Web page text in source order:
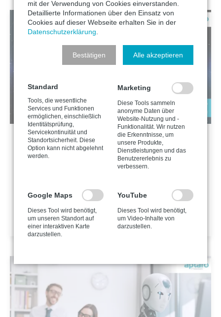
IT-SICHERHEIT, KÜNSTLICHE INTELLIGENZ
Shadow-AI – Die Datenschutzverletzung, die kein
Unternehmen auf dem Schirm hat
nach außen tragen. Unternehmen riskieren dadurch
Datenlecks, rechtliche Konsequenzen und den Verlust
wichtiger Geschäftsgeheimnisse, wenn sie keine klare
KIGovernance etablieren.
01.12.2025
mit der Verwendung von Cookies einverstanden.
Detaillierte Informationen über den Einsatz von
Cookies auf dieser Webseite erhalten Sie in der
Datenschutzerklärung
Bestätigen Alle akzeptieren
Standard
Tools, die wesentliche
Services und Funktionen
ermöglichen, einschließlich
Identitätsprüfung,
Servicekontinuität und
Standortsicherheit. Diese
Option kann nicht abgelehnt
werden.
Marketing
Diese Tools sammeln
anonyme Daten über
Website-Nutzung und -
Funktionalität. Wir nutzen
die Erkenntnisse, um
unsere Produkte,
Dienstleistungen und das
Benutzererlebnis zu
verbessern.
Google Maps
Dieses Tool wird benötigt,
um unseren Standort auf
einer interaktiven Karte
darzustellen.
YouTube
Dieses Tool wird benötigt,
um Video-Inhalte von
darzustellen.